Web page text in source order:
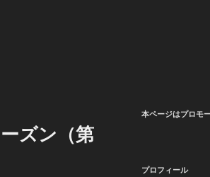
ズン（第
本ページはプロモ
プロフィール